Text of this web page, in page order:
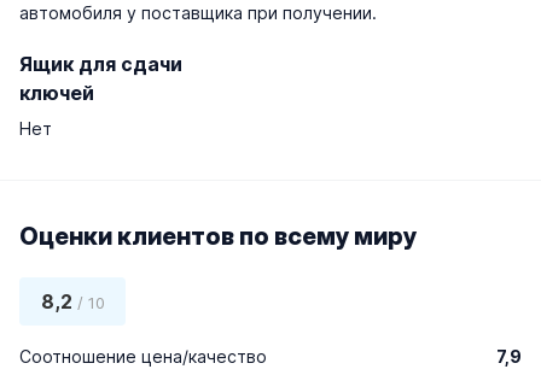
автомобиля у поставщика при получении.
Ящик для сдачи
ключей
Нет
Оценки клиентов по всему миру
8,2 / 10
Соотношение цена/качество 7,9